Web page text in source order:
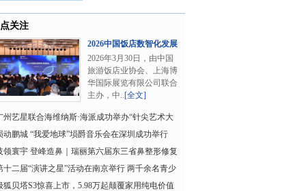
关注
2026中国饭店数智化发展
论坛在上海圆满..
2026年3月30日，由中国
旅游饭店业协会、上海博
华国际展览有限公司联合
主办，中..[全文]
州艺星联合海维纳斯·海派成功举办“针尖艺术大
高阶研讨会
动鹏城 “我爱地球”埙爵音乐会在深圳成功举行
领寰宇 登峰造鼻｜瑞丽第六届东三省鼻整形修复
圆满落幕
十二届“演讲之星”活动在南京举行 两千余名青少
声传情展
狐贝塔S3惊喜上市，5.98万起颠覆家用纯电价值